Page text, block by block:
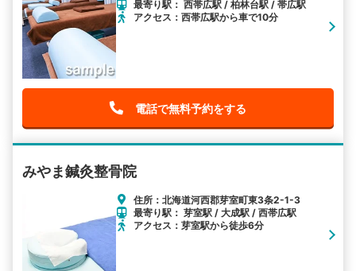
最寄り駅： 西帯広駅 / 柏林台駅 / 帯広駅
アクセス：西帯広駅から車で10分
電話で無料予約をする
みやま鍼灸整骨院
住所：北海道河西郡芽室町東3条2-1-3
最寄り駅： 芽室駅 / 大成駅 / 西帯広駅
アクセス：芽室駅から徒歩6分